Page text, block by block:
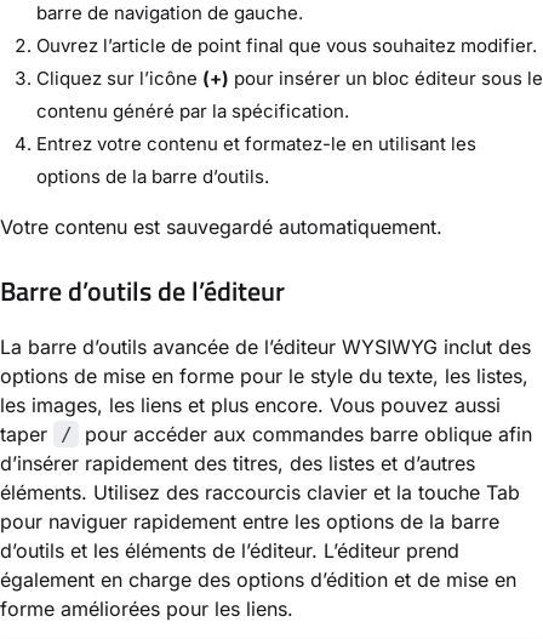
barre de navigation de gauche.
Ouvrez l’article de point final que vous souhaitez modifier.
Cliquez sur l’icône (+) pour insérer un bloc éditeur sous le
contenu généré par la spécification.
Entrez votre contenu et formatez-le en utilisant les
options de la barre d’outils.
Votre contenu est sauvegardé automatiquement.
Barre d’outils de l’éditeur
La barre d’outils avancée de l’éditeur WYSIWYG inclut des
options de mise en forme pour le style du texte, les listes,
les images, les liens et plus encore. Vous pouvez aussi
taper
/
pour accéder aux commandes barre oblique afin
d’insérer rapidement des titres, des listes et d’autres
éléments. Utilisez des raccourcis clavier et la touche Tab
pour naviguer rapidement entre les options de la barre
d’outils et les éléments de l’éditeur. L’éditeur prend
également en charge des options d’édition et de mise en
forme améliorées pour les liens.